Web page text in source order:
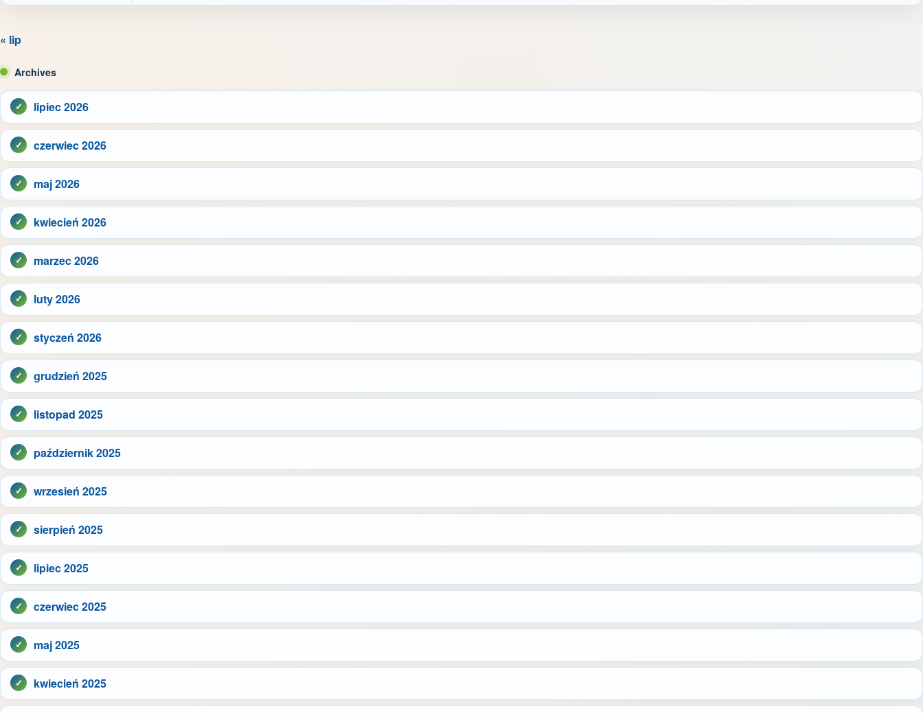
« lip
Archives
lipiec 2026
czerwiec 2026
maj 2026
kwiecień 2026
marzec 2026
luty 2026
styczeń 2026
grudzień 2025
listopad 2025
październik 2025
wrzesień 2025
sierpień 2025
lipiec 2025
czerwiec 2025
maj 2025
kwiecień 2025